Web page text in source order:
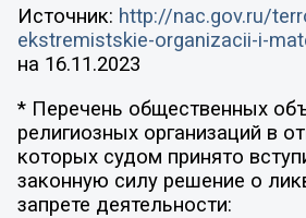
Источник: http://nac.gov.ru/
ekstremistskie-organizacii-i-
на 16.11.2023
* Перечень общественных
религиозных организаций в
которых судом принято
законную силу решение о
запрете деятельности: